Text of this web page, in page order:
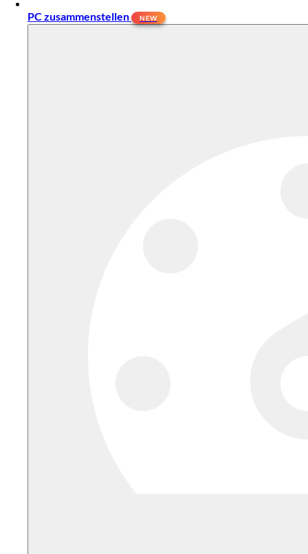
PC zusammenstellen NEW